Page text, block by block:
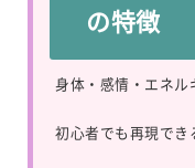
の特徴
身体・感情・エネル
初心者でも再現でき